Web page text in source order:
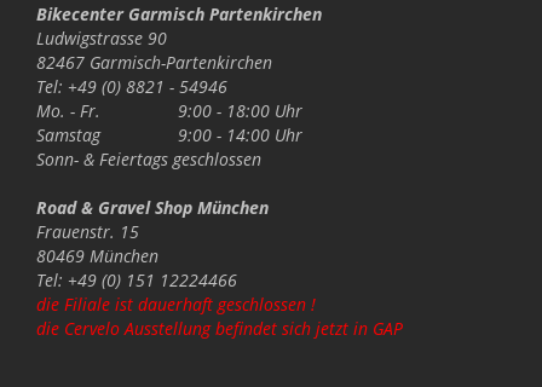
Bikecenter Garmisch Partenkirchen
Ludwigstrasse 90
82467 Garmisch-Partenkirchen
Tel: +49 (0) 8821 - 54946
Mo. - Fr.
9:00 - 18:00 Uhr
Samstag
9:00 - 14:00 Uhr
Sonn- & Feiertags geschlossen
Road & Gravel Shop München
Frauenstr. 15
80469 München
Tel: +49 (0) 151 12224466
die Filiale ist dauerhaft geschlossen !
die Cervelo Ausstellung befindet sich jetzt in GAP